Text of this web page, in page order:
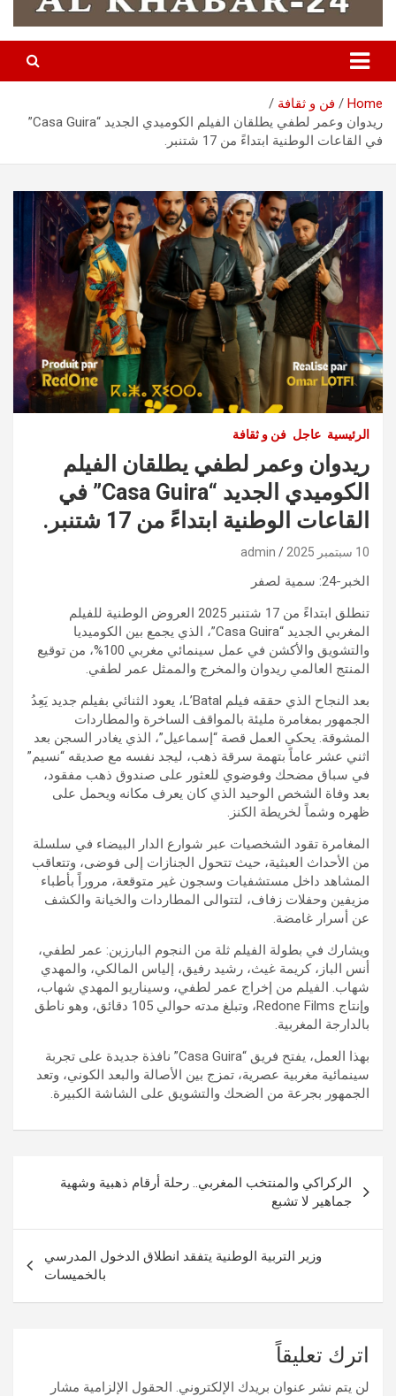
Home
فن و ثقافة
ريدوان وعمر لطفي يطلقان الفيلم الكوميدي الجديد “Casa Guira”
في القاعات الوطنية ابتداءً من 17 شتنبر.
الرئيسية عاجل فن و ثقافة
ريدوان وعمر لطفي يطلقان الفيلم
الكوميدي الجديد “Casa Guira” في
القاعات الوطنية ابتداءً من 17 شتنبر.
10 سبتمبر 2025 admin
الخبر-24: سمية لصفر
تنطلق ابتداءً من 17 شتنبر 2025 العروض الوطنية للفيلم
المغربي الجديد “Casa Guira”، الذي يجمع بين الكوميديا
والتشويق والأكشن في عمل سينمائي مغربي 100%، من توقيع
المنتج العالمي ريدوان والمخرج والممثل عمر لطفي.
بعد النجاح الذي حققه فيلم L’Batal، يعود الثنائي بفيلم جديد يَعِدُ
الجمهور بمغامرة مليئة بالمواقف الساخرة والمطاردات
المشوقة. يحكي العمل قصة “إسماعيل”، الذي يغادر السجن بعد
اثني عشر عاماً بتهمة سرقة ذهب، ليجد نفسه مع صديقه “نسيم”
في سباق مضحك وفوضوي للعثور على صندوق ذهب مفقود،
بعد وفاة الشخص الوحيد الذي كان يعرف مكانه ويحمل على
ظهره وشماً لخريطة الكنز.
المغامرة تقود الشخصيات عبر شوارع الدار البيضاء في سلسلة
من الأحداث العبثية، حيث تتحول الجنازات إلى فوضى، وتتعاقب
المشاهد داخل مستشفيات وسجون غير متوقعة، مروراً بأطباء
مزيفين وحفلات زفاف، لتتوالى المطاردات والخيانة والكشف
عن أسرار غامضة.
ويشارك في بطولة الفيلم ثلة من النجوم البارزين: عمر لطفي،
أنس الباز، كريمة غيث، رشيد رفيق، إلياس المالكي، والمهدي
شهاب. الفيلم من إخراج عمر لطفي، وسيناريو المهدي شهاب،
وإنتاج Redone Films، وتبلغ مدته حوالي 105 دقائق، وهو ناطق
بالدارجة المغربية.
بهذا العمل، يفتح فريق “Casa Guira” نافذة جديدة على تجربة
سينمائية مغربية عصرية، تمزج بين الأصالة والبعد الكوني، وتعد
الجمهور بجرعة من الضحك والتشويق على الشاشة الكبيرة.
المقالات
الركراكي والمنتخب المغربي.. رحلة أرقام ذهبية وشهية
جماهير لا تشبع
وزير التربية الوطنية يتفقد انطلاق الدخول المدرسي
بالخميسات
اترك تعليقاً
لن يتم نشر عنوان بريدك الإلكتروني. الحقول الإلزامية مشار